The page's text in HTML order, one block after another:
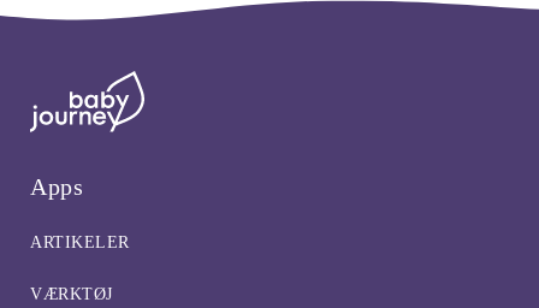
Apps
ARTIKELER
VÆRKTØJ